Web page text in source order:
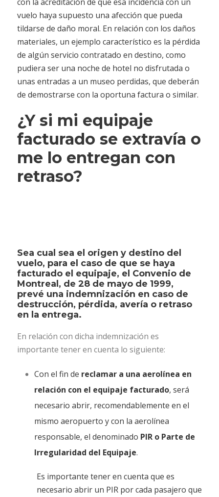
vuelo haya supuesto una afección que pueda
tildarse de daño moral. En relación con los daños
materiales, un ejemplo característico es la pérdida
de algún servicio contratado en destino, como
pudiera ser una noche de hotel no disfrutada o
unas entradas a un museo perdidas, que deberán
de demostrarse con la oportuna factura o similar.
¿Y si mi equipaje
facturado se extravía o
me lo entregan con
retraso?
Sea cual sea el origen y destino del
vuelo, para el caso de que se haya
facturado el equipaje, el Convenio de
Montreal, de 28 de mayo de 1999,
prevé una indemnización en caso de
destrucción, pérdida, avería o retraso
en la entrega.
En relación con dicha indemnización es
importante tener en cuenta lo siguiente:
Con el fin de reclamar a una aerolínea en
relación con el equipaje facturado, será
necesario abrir, recomendablemente en el
mismo aeropuerto y con la aerolínea
responsable, el denominado PIR o Parte de
Irregularidad del Equipaje.
Es importante tener en cuenta que es
necesario abrir un PIR por cada pasajero que